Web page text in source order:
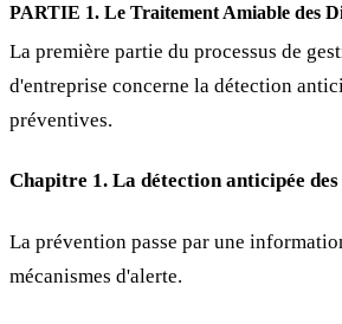
PARTIE 1. Le Traitement Amiable des
La première partie du processus de
d'entreprise concerne la détection
préventives.
Chapitre 1. La détection anticipée
La prévention passe par une
mécanismes d'alerte.